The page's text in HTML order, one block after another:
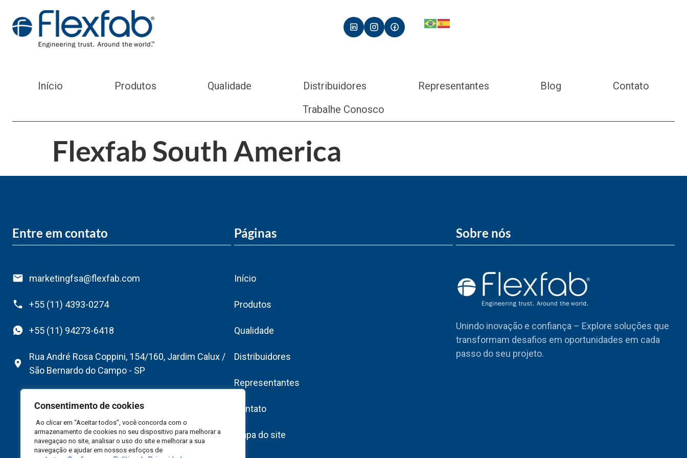
Consentimento de cookies
Ao clicar em “Aceitar todos”, você concorda com o
armazenamento de cookies no seu dispositivo para melhorar a
navegaçao no site, analisar o uso do site e melhorar a sua
navegação e ajudar em nossos esfoços de
Início Produtos Qualidade Distribuidores Representantes Blog
Contato
Trabalhe Conosco
Flexfab South America
Entre em contato
marketingfsa@flexfab.com
+55 (11) 4393-0274
+55 (11) 94273-6418
Rua André Rosa Coppini, 154/160, Jardim Calux /
São Bernardo do Campo - SP
Páginas
Início
Produtos
Qualidade
Distribuidores
Representantes
Contato
Mapa do site
Sobre nós
Unindo inovação e confiança – Explore soluções que
transformam desafios em oportunidades em cada
passo do seu projeto.